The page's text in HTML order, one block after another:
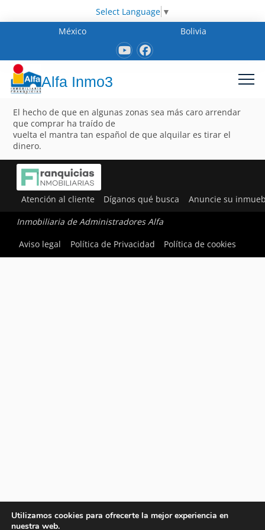
Select Language ▼
México
Bolivia
Alfa Inmo3
El hecho de que en algunas zonas sea más caro arrendar
que comprar ha traído de
vuelta el mantra tan español de que alquilar es tirar el
dinero.
Atención al cliente Díganos qué busca Anuncie su
Inmobiliaria de Administradores Alfa
Aviso legal
Política de Privacidad Política de cookies
Utilizamos cookies para ofrecerte la mejor experiencia en
nuestra web.